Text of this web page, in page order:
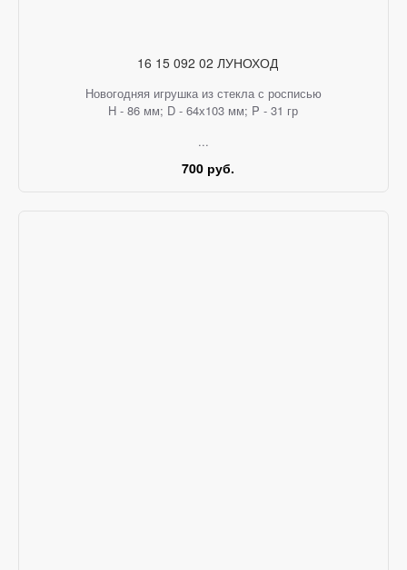
16 15 092 02 ЛУНОХОД
Новогодняя игрушка из стекла с росписью
H - 86 мм; D - 64х103 мм; P - 31 гр
...
700 руб.